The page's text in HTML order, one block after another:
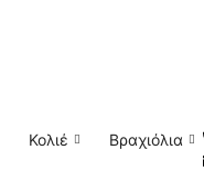
Κολιέ Βραχιόλια